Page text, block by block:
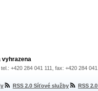
vyhrazena
+420 284 041 111, fax: +420 284
RSS 2.0 Síťové služby RSS